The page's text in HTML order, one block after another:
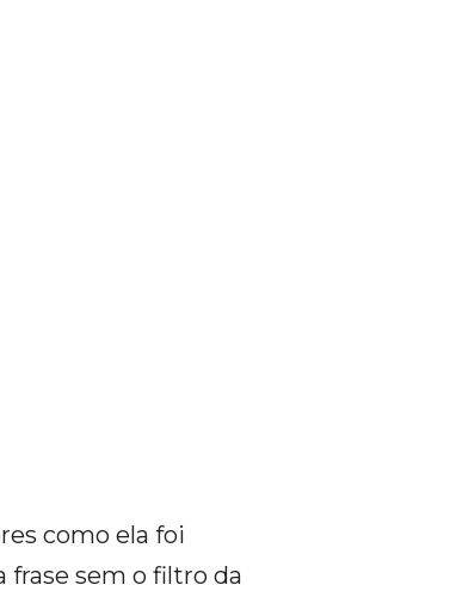
como ela foi
frase sem o filtro da